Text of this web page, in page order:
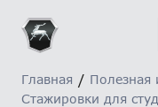
Главная / Полезная
Стажировки для